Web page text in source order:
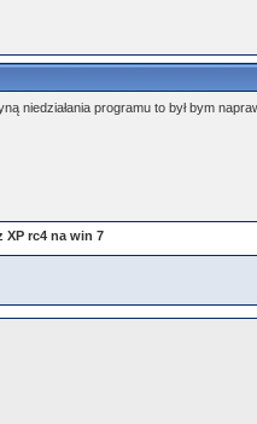
niedziałania programu to był bym
XP rc4 na win 7